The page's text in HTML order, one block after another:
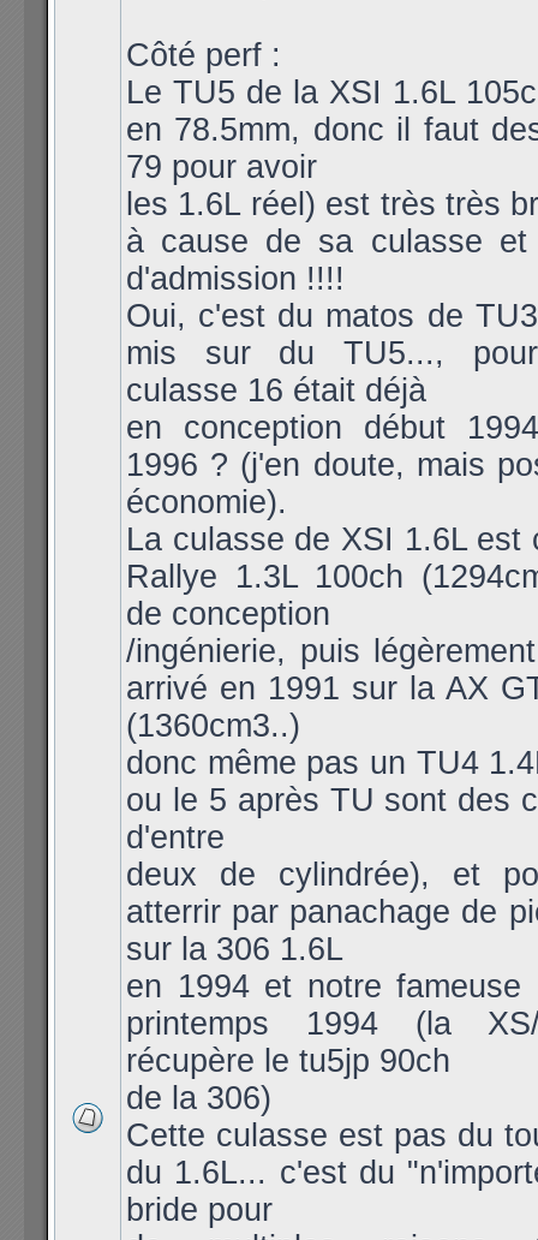
Côté perf :
Le TU5 de la XSI 1.6L
en 78.5mm, donc il faut
79 pour avoir
les 1.6L réel) est très très
à cause de sa culasse
d'admission !!!!
Oui, c'est du matos de
mis sur du TU5...,
culasse 16 était déjà
en conception début
1996 ? (j'en doute, mais
économie).
La culasse de XSI 1.6L est
Rallye 1.3L 100ch
de conception
/ingénierie, puis
arrivé en 1991 sur la AX
(1360cm3..)
donc même pas un TU4
ou le 5 après TU sont des
d'entre
deux de cylindrée), et
atterrir par panachage de
sur la 306 1.6L
en 1994 et notre fameuse
printemps 1994 (la
récupère le tu5jp 90ch
de la 306)
Cette culasse est pas du
du 1.6L... c'est du
bride pour